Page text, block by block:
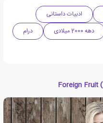
ادبیات داستانی
دهه 2000 میلادی
درام